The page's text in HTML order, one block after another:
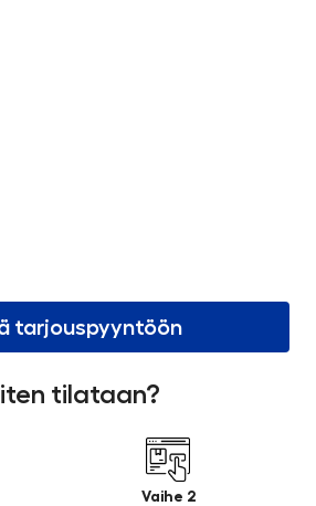
tarjouspyyntöön
tilataan?
Vaihe 2